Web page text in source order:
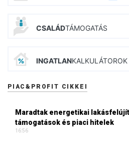
CSALÁDTÁMOGATÁS
INGATLANKALKULÁTOROK
PIAC&PROFIT CIKKEI
Maradtak energetikai
támogatások és piaci hitelek
16:56